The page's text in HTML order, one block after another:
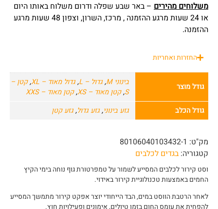
משלוחים מהירים – באר שבע שפלה ודרום משלוח באותו היום
או 24 שעות מרגע ההזמנה , מרכז, השרון, וצפון 48 שעות מרגע
ההזמנה.
החזרות ואחריות
גודל מוצר בינוני M ,גדול – L ,גדול מאוד – XL ,קטן –
S
,קטן מאוד – XS ,קטן מאוד – XXS
גודל הכלב
גזע בינוני,גזע גדול,גזע קטן
מק"ט: 80106040103432-1
קטגוריה: בגדים לכלבים
וסט קירור לכלבים המסייע לשמור על טמפרטורת גוף נוחה בימי הקיץ
החמים באמצעות טכנולוגיית קירור באידוי.
לאחר הרטבת הווסט במים, הבד הייחודי יוצר אפקט קירור מתמשך המסייע